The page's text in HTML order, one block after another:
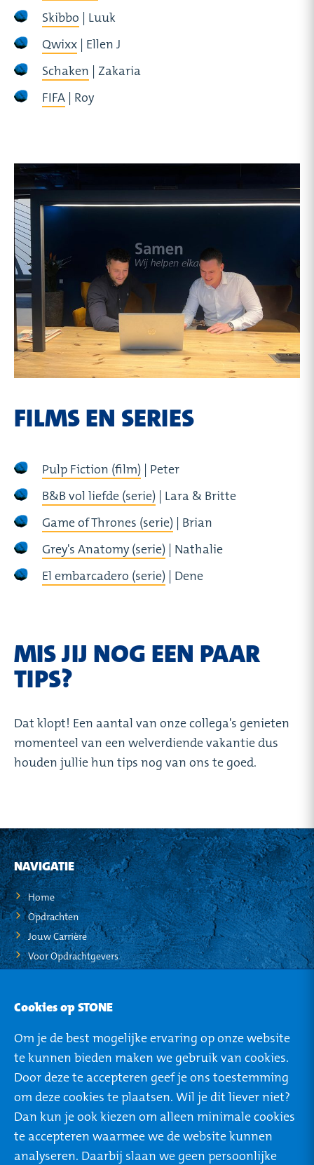
Cookies op STONE
Om je de best mogelijke ervaring op onze website
te kunnen bieden maken we gebruik van cookies.
Door deze te accepteren geef je ons toestemming
om deze cookies te plaatsen. Wil je dit liever niet?
Dan kun je ook kiezen om alleen minimale cookies
te accepteren waarmee we de website kunnen
analyseren. Daarbij slaan we geen persoonlijke
Skibbo | Luuk
Qwixx | Ellen J
Schaken | Zakaria
FIFA | Roy
FILMS EN SERIES
Pulp Fiction (film) | Peter
B&B vol liefde (serie) | Lara & Britte
Game of Thrones (serie) | Brian
Grey's Anatomy (serie) | Nathalie
El embarcadero (serie) | Dene
MIS JIJ NOG EEN PAAR
TIPS?
Dat klopt! Een aantal van onze collega's genieten
momenteel van een welverdiende vakantie dus
houden jullie hun tips nog van ons te goed.
ROTTERDAM TILBURG
NAVIGATIE
Home
Opdrachten
Jouw Carrière
Voor Opdrachtgevers
STO-NEWS
Mijn STONE
Privacy